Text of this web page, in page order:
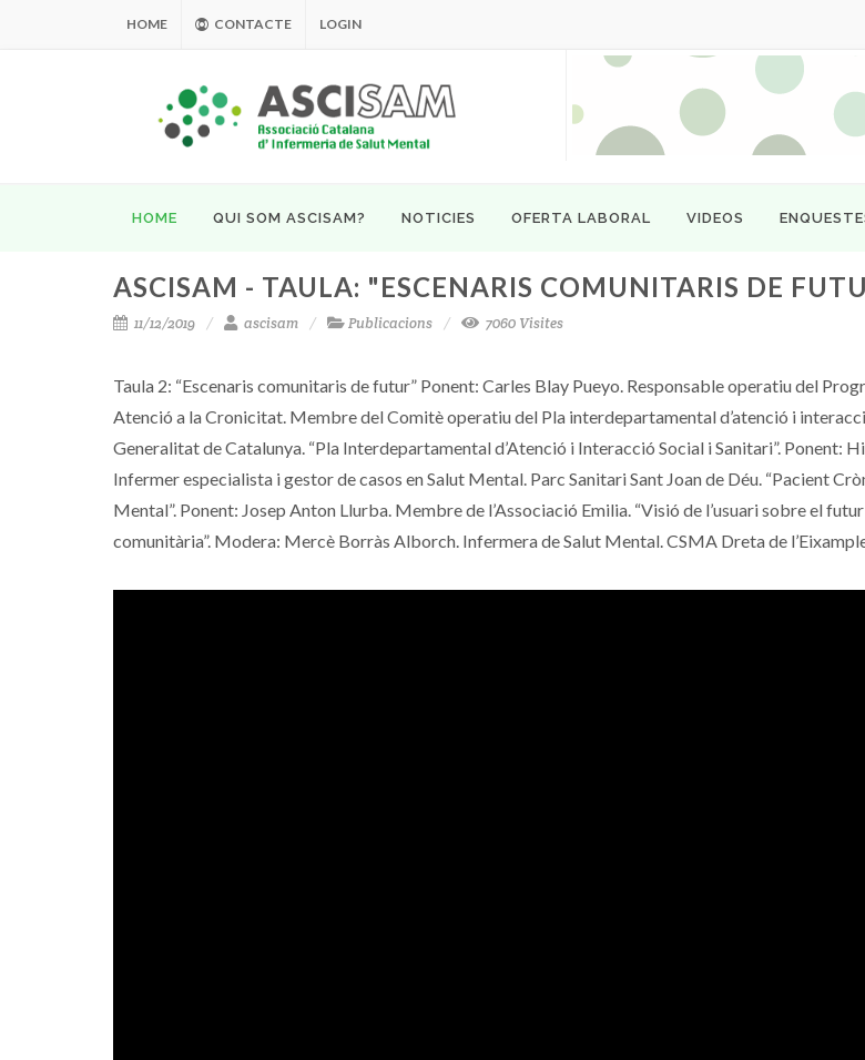
HOME CONTACTE LOGIN
HOME QUI SOM ASCISAM? NOTICIES OFERTA LABORAL VIDEOS
ASCISAM - TAULA: "ESCENARIS COMUNITARIS DE
11/12/2019 ascisam Publicacions 7060 Visites
Taula 2: “Escenaris comunitaris de futur” Ponent: Carles Blay Pueyo. Responsable operatiu del
Atenció a la Cronicitat. Membre del Comitè operatiu del Pla interdepartamental d’atenció i
Generalitat de Catalunya. “Pla Interdepartamental d’Atenció i Interacció Social i Sanitari”. Ponent:
Infermer especialista i gestor de casos en Salut Mental. Parc Sanitari Sant Joan de Déu. “Pacient
Mental”. Ponent: Josep Anton Llurba. Membre de l’Associació Emilia. “Visió de l’usuari sobre el
comunitària”. Modera: Mercè Borràs Alborch. Infermera de Salut Mental. CSMA Dreta de